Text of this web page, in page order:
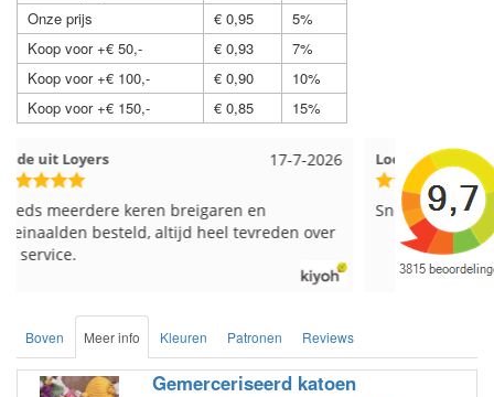
Onze prijs
€ 0,95
5%
Koop voor +€ 50,-
€ 0,93
7%
Koop voor +€ 100,-
€ 0,90
10%
Koop voor +€ 150,-
€ 0,85 15%
12-7-2026
Loes uit EMMELOORD
Snelle levering en keurig verpakt. Top.
Nell uit
Goed
Boven Meer info Kleuren Patronen Reviews
Gemerceriseerd katoen